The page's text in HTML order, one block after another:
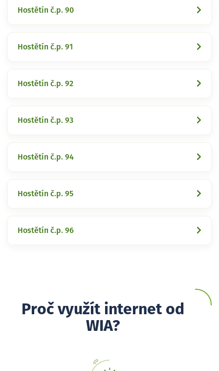
Hostětín č.p. 90
Hostětín č.p. 91
Hostětín č.p. 92
Hostětín č.p. 93
Hostětín č.p. 94
Hostětín č.p. 95
Hostětín č.p. 96
Proč využít internet od
WIA?